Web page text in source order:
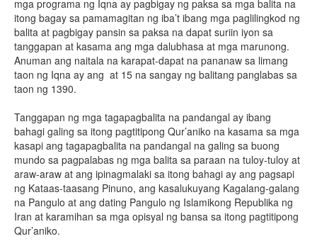
mga programa ng Iqna ay pagbigay ng paksa sa mga balita na
itong bagay sa pamamagitan ng iba’t ibang mga paglilingkod ng
balita at pagbigay pansin sa paksa na dapat suriin iyon sa
tanggapan at kasama ang mga dalubhasa at mga marunong.
Anuman ang naitala na karapat-dapat na pananaw sa limang
taon ng Iqna ay ang at 15 na sangay ng balitang panglabas sa
taon ng 1390.
Tanggapan ng mga tagapagbalita na pandangal ay ibang
bahagi galing sa itong pagtitipong Qur’aniko na kasama sa mga
kasapi ang tagapagbalita na pandangal na galing sa buong
mundo sa pagpalabas ng mga balita sa paraan na tuloy-tuloy at
araw-araw at ang ipinagmalaki sa itong bahagi ay ang pagsapi
ng Kataas-taasang Pinuno, ang kasalukuyang Kagalang-galang
na Pangulo at ang dating Pangulo ng Islamikong Republika ng
Iran at karamihan sa mga opisyal ng bansa sa itong pagtitipong
Qur’aniko.